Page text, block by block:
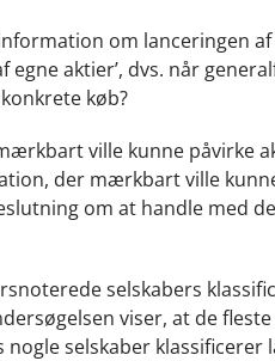
om lanceringen
egne aktier’, dvs. når
køb?
ville kunne påvirke
der mærkbart ville
om at handle med
selskabers
viser, at de
nogle selskaber